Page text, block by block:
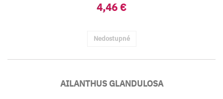
4,46 €
Nedostupné
AILANTHUS GLANDULOSA